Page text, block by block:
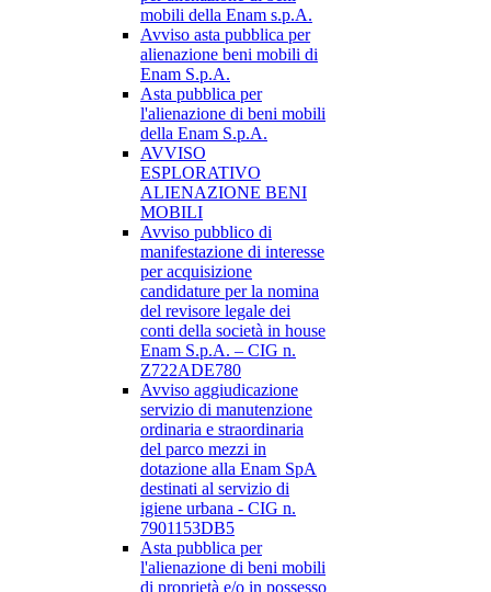
mobili della Enam s.p.A.
Avviso asta pubblica per
alienazione beni mobili di
Enam S.p.A.
Asta pubblica per
l'alienazione di beni mobili
della Enam S.p.A.
AVVISO
ESPLORATIVO
ALIENAZIONE BENI
MOBILI
Avviso pubblico di
manifestazione di interesse
per acquisizione
candidature per la nomina
del revisore legale dei
conti della società in house
Enam S.p.A. – CIG n.
Z722ADE780
Avviso aggiudicazione
servizio di manutenzione
ordinaria e straordinaria
del parco mezzi in
dotazione alla Enam SpA
destinati al servizio di
igiene urbana - CIG n.
7901153DB5
Asta pubblica per
l'alienazione di beni mobili
di proprietà e/o in possesso